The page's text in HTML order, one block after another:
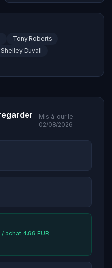
Tony Roberts
Shelley Duvall
Mis à jour le
02/08/2026
achat 4.99 EUR